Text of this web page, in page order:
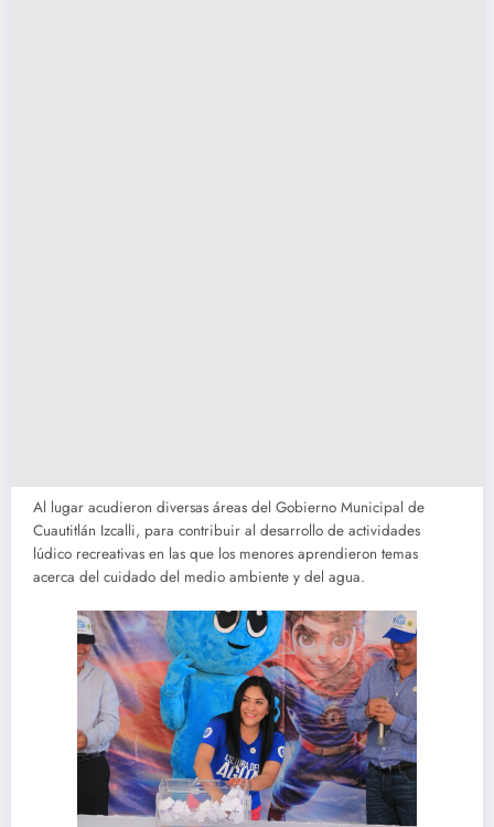
Al lugar acudieron diversas áreas del Gobierno Municipal de
Cuautitlán Izcalli, para contribuir al desarrollo de actividades
lúdico recreativas en las que los menores aprendieron temas
acerca del cuidado del medio ambiente y del agua.